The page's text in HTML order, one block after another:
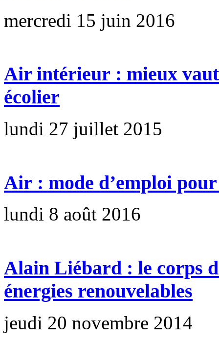
mercredi 15 juin 2016
Air intérieur : mieux
écolier
lundi 27 juillet 2015
Air : mode d’emploi
lundi 8 août 2016
Alain Liébard : le corps
énergies renouvelables
jeudi 20 novembre 2014